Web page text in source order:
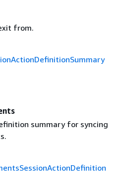
from.
summary for syncing